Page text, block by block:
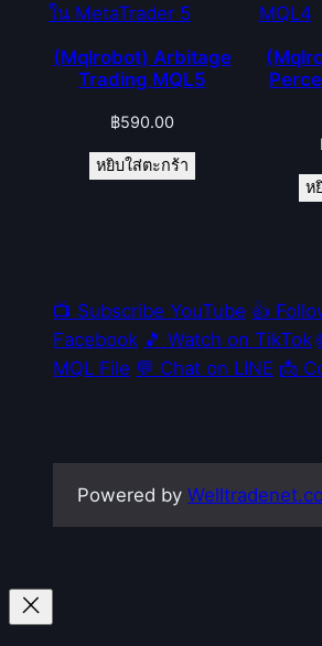
(Mqlrobot) Arbitage
Trading MQL5
฿590.00
หยิบใส่ตะกร้า
ห
📺 Subscribe YouTube 👍
Facebook 🎵 Watch on TikTok
MQL File 💬 Chat on LINE 📩
Powered by